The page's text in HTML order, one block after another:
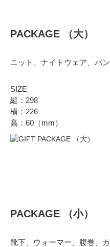
PACKAGE （大）
ニット、ナイトウェア、パン
SIZE
縦：298
横：226
高：60（mm）
PACKAGE （小）
靴下、ウォーマー、腹巻、